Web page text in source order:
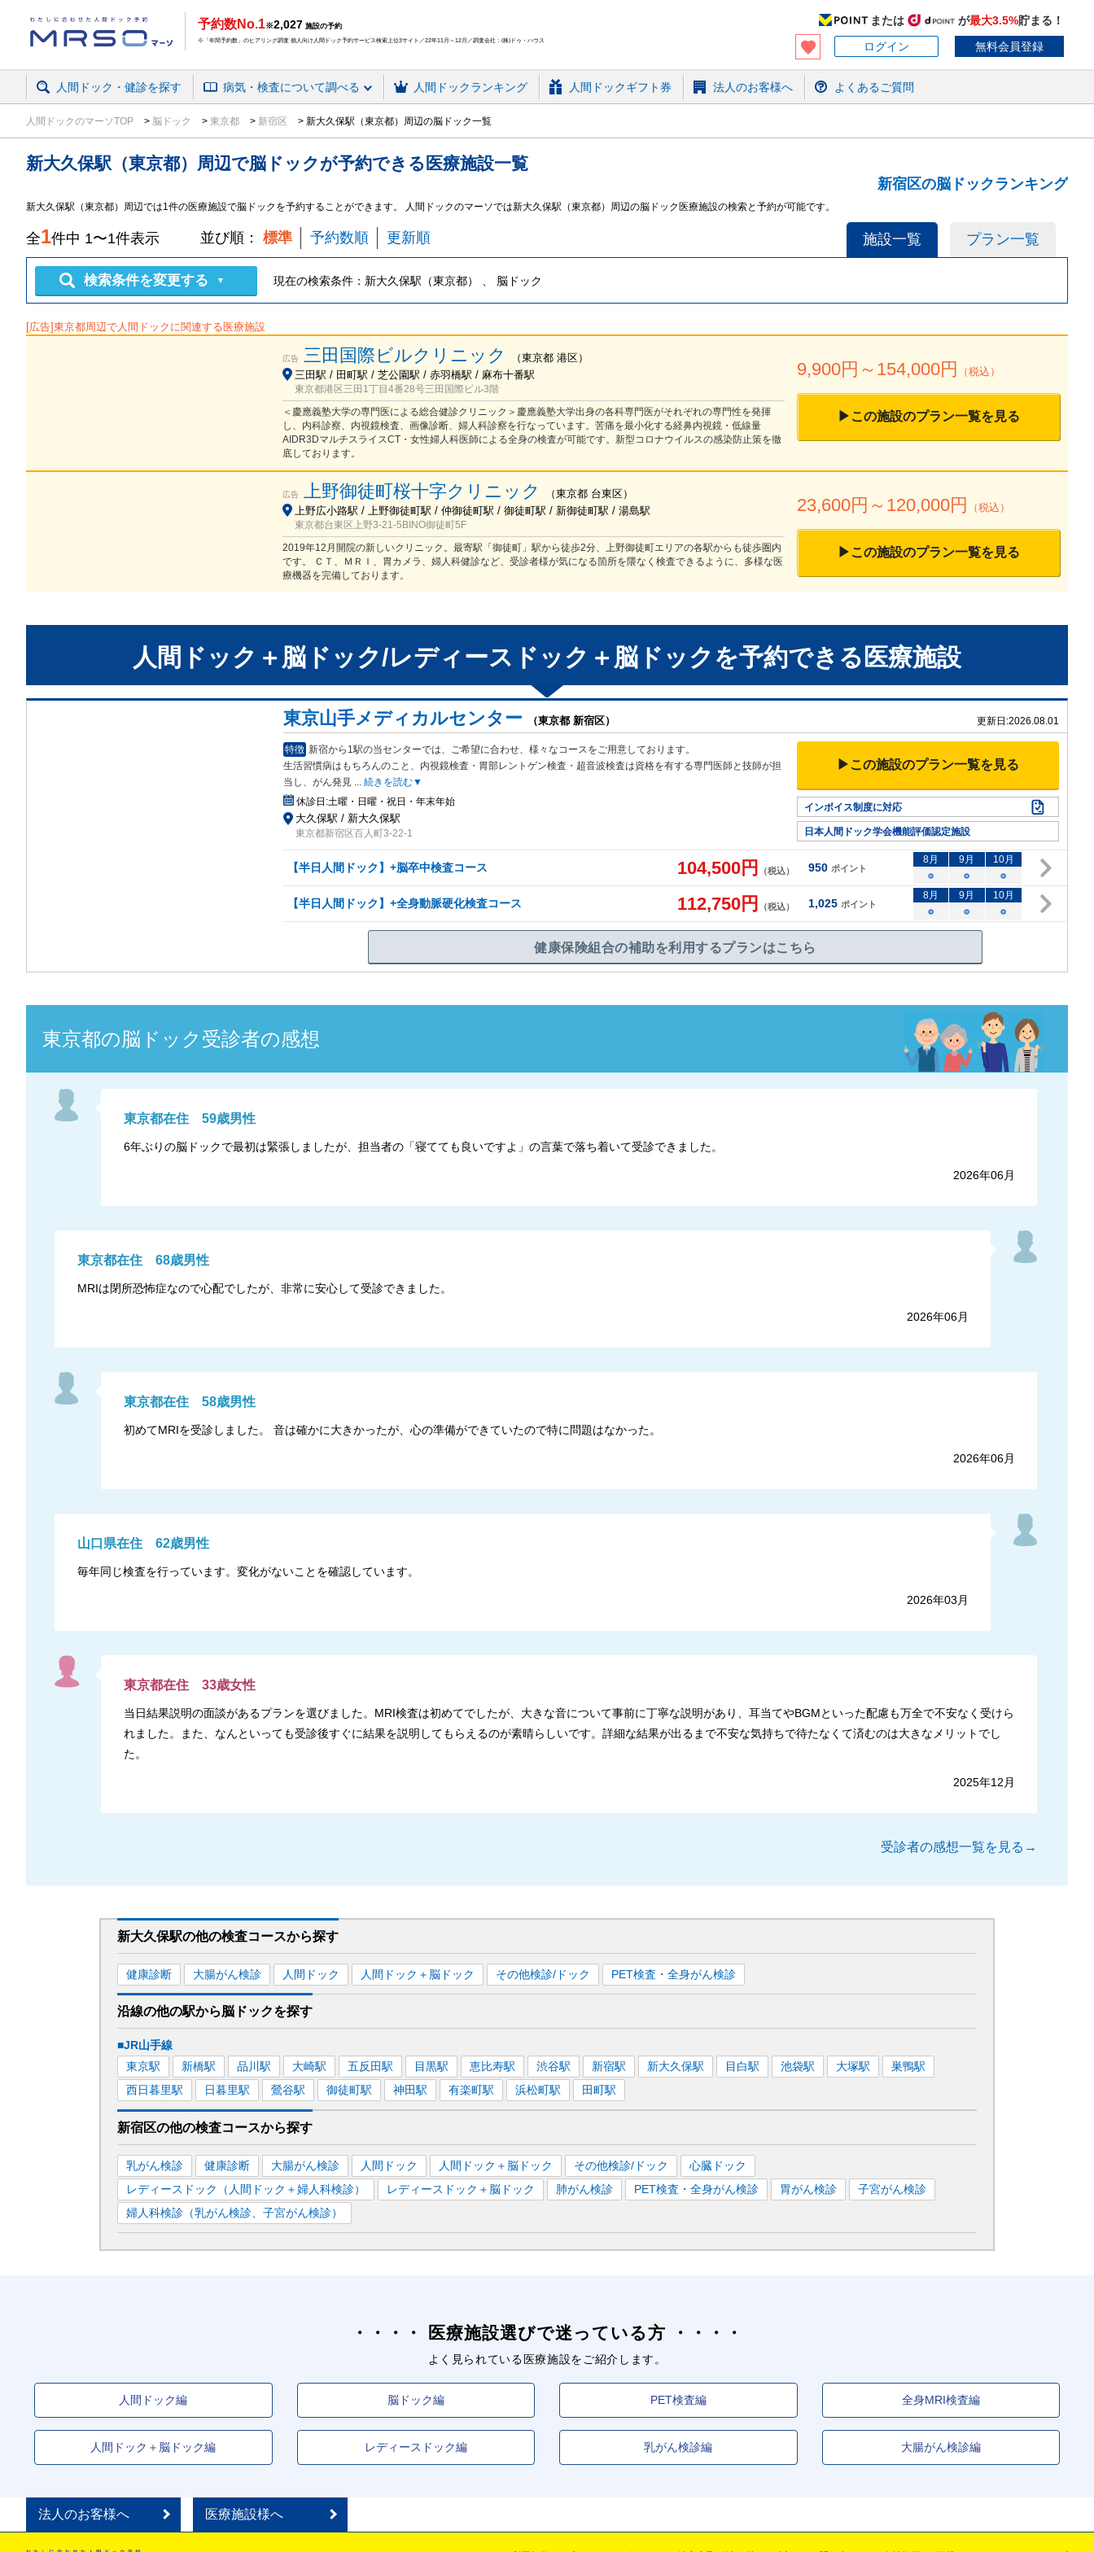
予約数No.1※2,027 施設の予約
※「年間予約数」のヒアリング調査 個人向け人間ドック予約サービス検索上位3サイト／22年11月～12月／調査会社：(株)ドゥ・ハウス
または が最大3.5%貯まる！
ログイン
無料会員登録
人間ドック・健診を探す 病気・検査について調べる 人間ドックランキング 人間ドックギフト券 法人のお客様へ よくあるご質問
人間ドックのマーソTOP 脳ドック 東京都 新宿区 新大久保駅（東京都）周辺の脳ドック一覧
新大久保駅（東京都）周辺で脳ドックが予約できる 医療施設一覧
新宿区の脳ドックランキング
新大久保駅（東京都）周辺では1件の医療施設で脳ドックを予約することができます。 人間ドックのマーソでは新大久保駅（東京都）周辺の脳ドック医療施設の検索と予約が可能です。
施設一覧 プラン一覧
全1件中 1〜1件表示 並び順： 標準 予約数順 更新順
検索条件を変更する ▼ 現在の検索条件： 新大久保駅（東京都） 、 脳ドック
[広告]東京都周辺で人間ドックに関連する医療施設
広告 三田国際ビルクリニック （東京都 港区）
三田駅 / 田町駅 / 芝公園駅 / 赤羽橋駅 / 麻布十番駅
東京都港区三田1丁目4番28号三田国際ビル3階
＜慶應義塾大学の専門医による総合健診クリニック＞慶應義塾大学出身の各科専門医がそれぞれの専門性を発揮
し、内科診察、内視鏡検査、画像診断、婦人科診察を行なっています。苦痛を最小化する経鼻内視鏡・低線量
AIDR3DマルチスライスCT・女性婦人科医師による全身の検査が可能です。新型コロナウイルスの感染防止策を徹
底しております。
9,900円～ 154,000円 （税込）
▶この施設のプラン一覧を見る
広告 上野御徒町桜十字クリニック （東京都 台東区）
上野広小路駅 / 上野御徒町駅 / 仲御徒町駅 / 御徒町駅 / 新御徒町駅 / 湯島駅
東京都台東区上野3-21-5BINO御徒町5F
2019年12月開院の新しいクリニック。最寄駅「御徒町」駅から徒歩2分、上野御徒町エリアの各駅からも徒歩圏内
です。 ＣＴ、ＭＲＩ、胃カメラ、婦人科健診など、受診者様が気になる箇所を隈なく検査できるように、多様な医
療機器を完備しております。
23,600円～ 120,000円 （税込）
▶この施設のプラン一覧を見る
人間ドック＋脳ドック/レディースドック＋脳ドック を予約できる 医療施設
東京山手メディカルセンター （東京都 新宿区） 更新日:2026.08.01
特徴 新宿から1駅の当センターでは、ご希望に合わせ、様々なコースをご用意しております。
生活習慣病はもちろんのこと、内視鏡検査・胃部レントゲン検査・超音波検査は資格を有する専門医師と技師が担
当し、がん発見 ... 続きを読む▼
休診日:土曜・日曜・祝日・年末年始
大久保駅 / 新大久保駅
東京都新宿区百人町3-22-1
▶この施設のプラン一覧を見る
インボイス制度に対応
日本人間ドック学会機能評価認定施設
【半日人間ドック】+脳卒中検査コース 104,500円 （税込） 950 ポイント
8月 9月 10月
○
○ ○
【半日人間ドック】+全身動脈硬化検査コース 112,750円 （税込） 1,025 ポイント
8月 9月 10月
○
○ ○
健康保険組合の補助を利用するプランはこちら
東京都の脳ドック 受診者の感想
東京都在住 59歳男性
6年ぶりの脳ドックで最初は緊張しましたが、担当者の「寝てても良いですよ」の言葉で落ち着いて受診できました。
2026年06月
東京都在住 68歳男性
MRIは閉所恐怖症なので心配でしたが、非常に安心して受診できました。
2026年06月
東京都在住 58歳男性
初めてMRIを受診しました。 音は確かに大きかったが、心の準備ができていたので特に問題はなかった。
2026年06月
山口県在住 62歳男性
毎年同じ検査を行っています。変化がないことを確認しています。
2026年03月
東京都在住 33歳女性
当日結果説明の面談があるプランを選びました。MRI検査は初めてでしたが、大きな音について事前に丁寧な説明があり、耳当てやBGMといった配慮も万全で不安なく受けら
れました。また、なんといっても受診後すぐに結果を説明してもらえるのが素晴らしいです。詳細な結果が出るまで不安な気持ちで待たなくて済むのは大きなメリットでし
た。
2025年12月
受診者の感想一覧を見る→
新大久保駅の他の検査コースから探す
健康診断 大腸がん検診 人間ドック 人間ドック＋脳ドック その他検診/ドック PET検査・全身がん検診
沿線の他の駅から脳ドックを探す
■JR山手線
東京駅 新橋駅 品川 駅 大崎駅 五反田駅 目黒駅 恵比寿駅 渋谷駅 新宿駅 新大久保駅 目白駅 池袋駅 大塚駅 巣鴨駅
西日暮里駅 日暮里駅 鶯谷駅 御徒町駅 神田駅 有楽町駅 浜松町駅 田町駅
新宿区の他の検査コースから探す
乳がん検診 健康診断 大腸がん検診 人間ドック 人間ドック＋脳ドック その他検診/ドック
心臓ドック
レディースドック（人間ドック＋婦人科検診）
レディースドック＋脳ドック 肺がん検診 PET検査・全身がん検診 胃がん検診
子宮がん検診
婦人科検診（乳がん検診、子宮がん検診）
医療施設選びで迷っている方
よく見られている医療施設をご紹介します。
人間ドック編 脳ドック編 PET検査編 全身MRI検査編
人間ドック＋脳ドック編 レディースドック編 乳がん検診編 大腸がん検診編
法人のお客様へ 医療施設様へ